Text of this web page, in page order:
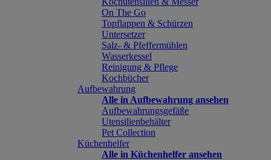
On The Go
Topflappen & Schürzen
Untersetzer
Salz- & Pfeffermühlen
Wasserkessel
Reinigung & Pflege
Kochbücher
Aufbewahrung
Alle in Aufbewahrung ansehen
Aufbewahrungsgefäße
Utensilienbehälter
Pet Collection
Küchenhelfer
Alle in Küchenhelfer ansehen